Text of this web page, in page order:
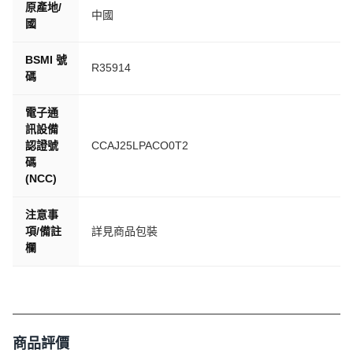
原產地/
國
中國
BSMI 號
碼
R35914
電子通
訊設備
認證號
碼
(NCC)
CCAJ25LPACO0T2
注意事
項/備註
欄
詳見商品包裝
商品評價